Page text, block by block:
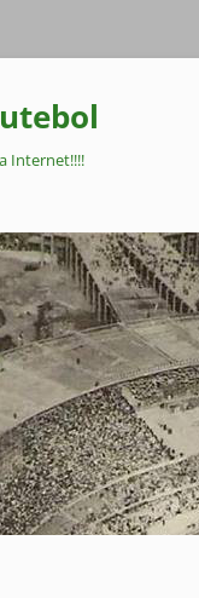
Internet!!!!